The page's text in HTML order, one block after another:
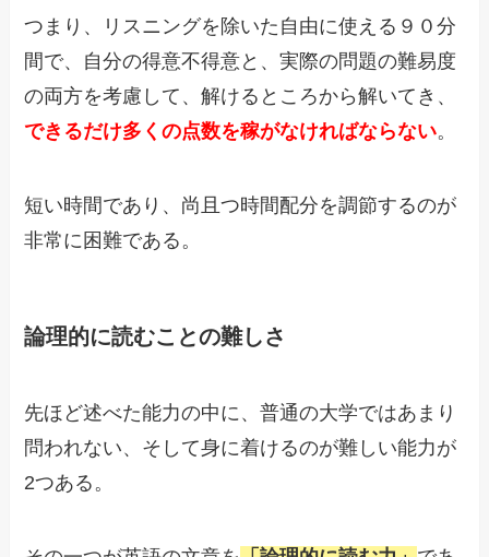
つまり、リスニングを除いた自由に使える９０分
間で、自分の得意不得意と、実際の問題の難易度
の両方を考慮して、解けるところから解いてき、
できるだけ多くの点数を稼がなければならない。
短い時間であり、尚且つ時間配分を調節するのが
非常に困難である。
論理的に読むことの難しさ
先ほど述べた能力の中に、普通の大学ではあまり
問われない、そして身に着けるのが難しい能力が
2つある。